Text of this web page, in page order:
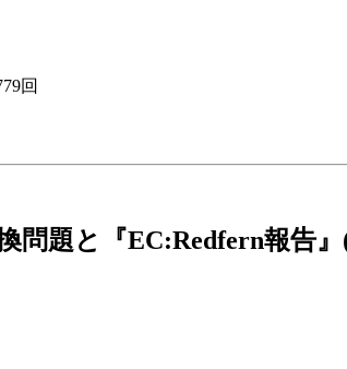
回
問題と『EC:Redfern報告